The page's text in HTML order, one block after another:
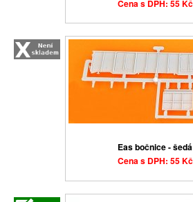
Cena s DPH: 55 Kč
Eas bočnice - šedá
Cena s DPH: 55 Kč